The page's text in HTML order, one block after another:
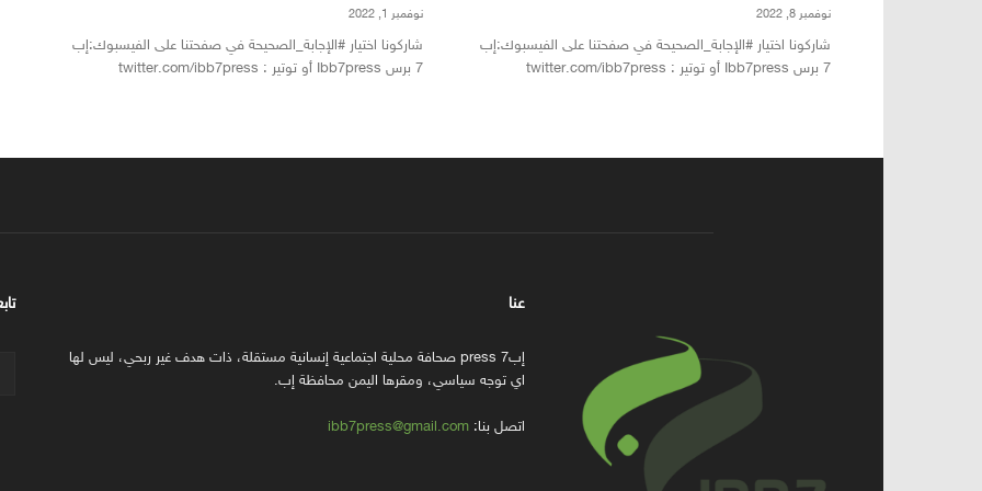
نوفمبر 8, 2022
شاركونا اختيار #الإجابة_الصحيحة في صفحتنا على الفيسبوك:إب
7 برس Ibb7press أو توتير : twitter.com/ibb7press
نوفمبر 1, 2022
شاركونا اختيار #الإجابة_الصحيحة في صفحتنا على الفيسبوك:إب
7 برس Ibb7press أو توتير : twitter.com/ibb7press
عنا
إب7 press صحافة محلية اجتماعية إنسانية مستقلة، ذات هدف غير ربحي، ليس لها
اي توجه سياسي، ومقرها اليمن محافظة إب.
اتصل بنا: ibb7press@gmail.com